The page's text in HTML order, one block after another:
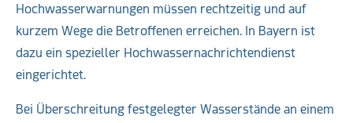
Hochwasserwarnungen müssen rechtzeitig und auf
kurzem Wege die Betroffenen erreichen. In Bayern ist
dazu ein spezieller Hochwassernachrichtendienst
eingerichtet.
Bei Überschreitung festgelegter Wasserstände an einem